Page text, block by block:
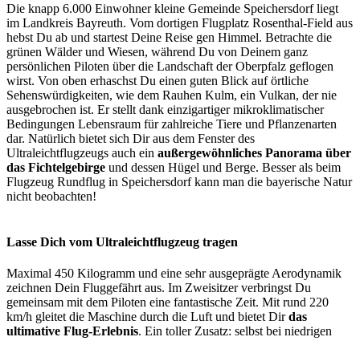
Die knapp 6.000 Einwohner kleine Gemeinde Speichersdorf liegt
im Landkreis Bayreuth. Vom dortigen Flugplatz Rosenthal-Field aus
hebst Du ab und startest Deine Reise gen Himmel. Betrachte die
grünen Wälder und Wiesen, während Du von Deinem ganz
persönlichen Piloten über die Landschaft der Oberpfalz geflogen
wirst. Von oben erhaschst Du einen guten Blick auf örtliche
Sehenswürdigkeiten, wie dem Rauhen Kulm, ein Vulkan, der nie
ausgebrochen ist. Er stellt dank einzigartiger mikroklimatischer
Bedingungen Lebensraum für zahlreiche Tiere und Pflanzenarten
dar. Natürlich bietet sich Dir aus dem Fenster des
Ultraleichtflugzeugs auch ein außergewöhnliches Panorama über
das Fichtelgebirge und dessen Hügel und Berge. Besser als beim
Flugzeug Rundflug in Speichersdorf kann man die bayerische Natur
nicht beobachten!
Lasse Dich vom Ultraleichtflugzeug tragen
Maximal 450 Kilogramm und eine sehr ausgeprägte Aerodynamik
zeichnen Dein Fluggefährt aus. Im Zweisitzer verbringst Du
gemeinsam mit dem Piloten eine fantastische Zeit. Mit rund 220
km/h gleitet die Maschine durch die Luft und bietet Dirdas
ultimative Flug-Erlebnis. Ein toller Zusatz: selbst bei niedrigen